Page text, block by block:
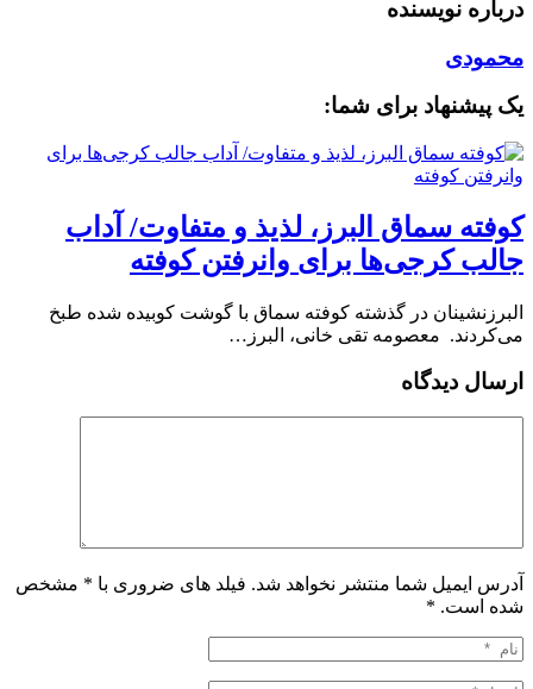
درباره نویسنده
محمودی
یک پیشنهاد برای شما:
کوفته سماق البرز، لذیذ و متفاوت/ آداب
جالب کرجی‌ها برای وانرفتن کوفته
البرزنشینان در گذشته کوفته سماق با گوشت کوبیده شده طبخ
می‌کردند. معصومه تقی خانی، البرز…
ارسال دیدگاه
آدرس ایمیل شما منتشر نخواهد شد. فیلد های ضروری با * مشخص
شده است. *